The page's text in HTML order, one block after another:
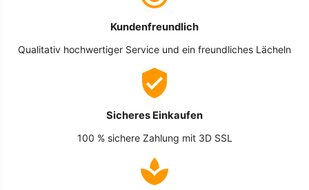
Kundenfreundlich
Qualitativ hochwertiger Service und ein freundliches Lächeln
Sicheres Einkaufen
100 % sichere Zahlung mit 3D SSL